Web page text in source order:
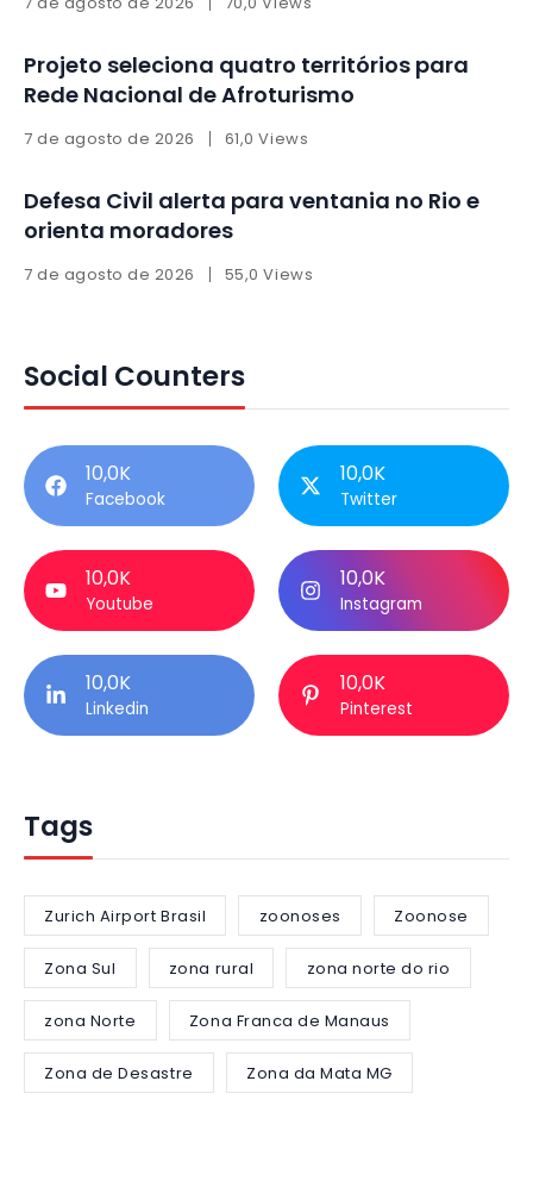
Projeto seleciona quatro territórios para
Rede Nacional de Afroturismo
7 de agosto de 2026 61,0 Views
Defesa Civil alerta para ventania no Rio e
orienta moradores
7 de agosto de 2026 55,0 Views
Social Counters
10,0K
Facebook
10,0K
Twitter
10,0K
Youtube
10,0K
Instagram
10,0K
Linkedin
10,0K
Pinterest
Tags
Zurich Airport Brasil zoonoses Zoonose
Zona Sul zona rural zona norte do rio
zona Norte Zona Franca de Manaus
Zona de Desastre Zona da Mata MG